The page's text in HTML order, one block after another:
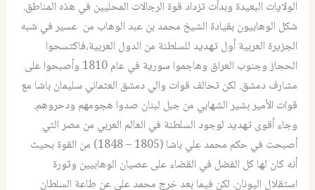
الولايات البعيدة وبدأت تزداد قوة الرجالات المحليين في هذه المناطق.
شكل الوهابيون بقيادة الشيخ محمد بن عبد الوهاب من عسير في شبه
الجزيرة العربية أول تهديد للسلطنة من الدول العربية،فاكتسحوا
الحجاز وجنوب العراق وهاجموا سورية في عام 1810 وأصبحوا على
مشارف دمشق. لكن تحالف قوات والي دمشق العثماني سليمان باشا مع
قوات الأمير بشير الشهابي من جبل لبنان صدوا هجومهم ودحروهم.
وجاء أقوى تهديد لوجود السلطنة في العالم العربي من مصر التي
أصبحت في حكم محمد علي باشا (1805 – 1848) من القوة بحيث
أنه كان لها كل الفضل في القضاء على عصيان الوهابيين وثورة
استقلال اليونان. لكن فيما بعد خرج محمد علي عن طاعة السلطان